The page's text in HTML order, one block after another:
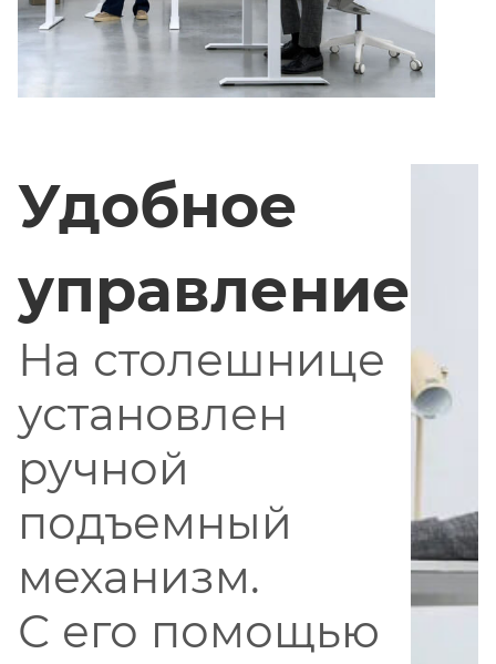
Удобное
управление
На столешнице
установлен
ручной
подъемный
механизм.
С его помощью